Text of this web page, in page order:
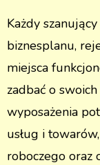
Każdy
biznesplanu,
miejsca
zadbać o
wyposażenia
usług i
roboczego oraz